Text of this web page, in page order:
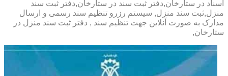
اسناد در ستارخان,دفتر ثبت سند در ستارخان,دفتر ثبت سند
منزل,ثبت سند منزل, سیستم رزرو تنظیم سند رسمی و ارسال
مدارک به صورت آنلاین جهت تنظیم سند , دفتر ثبت سند منزل در
ستارخان,